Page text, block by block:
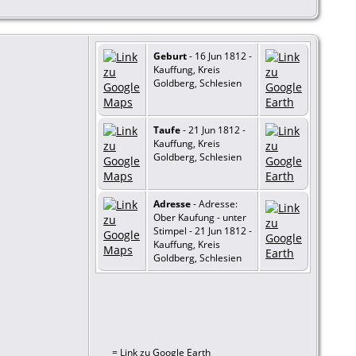
Geburt- 16 Jun 1812 -
Kauffung, Kreis
Goldberg, Schlesien
Taufe- 21 Jun 1812 -
Kauffung, Kreis
Goldberg, Schlesien
Adresse- Adresse:
Ober Kaufung - unter
Stimpel - 21 Jun 1812 -
Kauffung, Kreis
Goldberg, Schlesien
= Link zu Google Earth